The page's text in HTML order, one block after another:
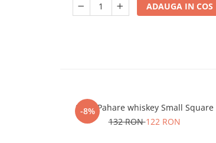
ADAUGA IN COS
-8%
Set 4 Pahare whiskey Small Square
132 RON122 RON